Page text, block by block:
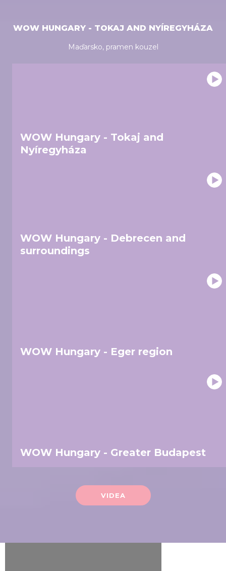
WOW HUNGARY - TOKAJ AND NYÍREGYHÁZA
Maďarsko, pramen kouzel
WOW Hungary - Tokaj and
Nyíregyháza
WOW Hungary - Debrecen and
surroundings
WOW Hungary - Eger region
WOW Hungary - Greater Budapest
VIDEA